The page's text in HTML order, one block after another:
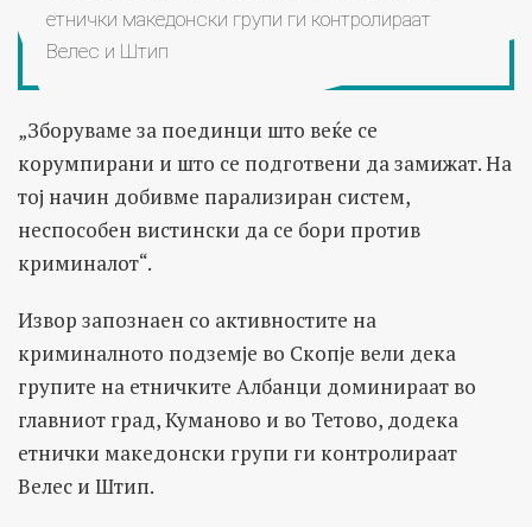
етнички македонски групи ги контролираат
Велес и Штип
„Зборуваме за поединци што веќе се
корумпирани и што се подготвени да замижат. На
тој начин добивме парализиран систем,
неспособен вистински да се бори против
криминалот“.
Извор запознаен со активностите на
криминалното подземје во Скопје вели дека
групите на етничките Албанци доминираат во
главниот град, Куманово и во Тетово, додека
етнички македонски групи ги контролираат
Велес и Штип.